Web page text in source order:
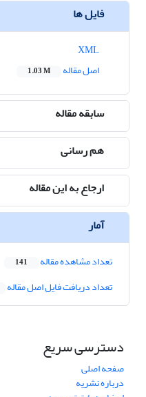
فایل ها
اصل مقاله
1.03 M
سابقه مقاله
هم رسانی
ارجاع به این مقاله
آمار
تعداد مشاهده مقاله 141
تعداد دریافت فایل اصل مقاله
دسترسی سریع
صفحه اصلی
درباره نشریه